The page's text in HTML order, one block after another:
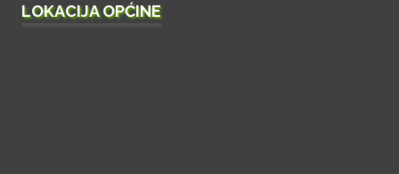
LOKACIJA OPĆINE